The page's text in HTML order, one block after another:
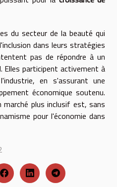
du secteur de la beauté qui
dans leurs stratégies
pas de répondre à un
Elles participent activement à
en s'assurant une
économique soutenu.
plus inclusif est, sans
pour l'économie dans